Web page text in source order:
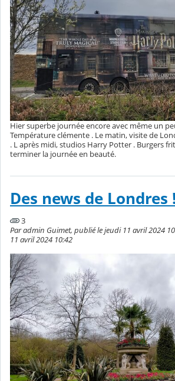
Hier superbe journée encore avec même un
Température clémente . Le matin, visite de
. L après midi, studios Harry Potter . Burgers
terminer la journée en beauté.
Des news de Londres !
3
Par admin Guimet, publié le jeudi 11 avril 2024
11 avril 2024 10:42